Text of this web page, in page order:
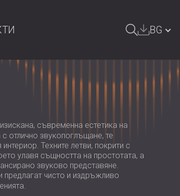
BG
SRBIJA | RS
ROMÂNIA | RO
POLAND | PL
съвременна естетика на
отлично звукопоглъщане, те
Техните летви, покрити с
улавя същността на простотата, а
звуково представяне.
предлагат чисто и издръжливо